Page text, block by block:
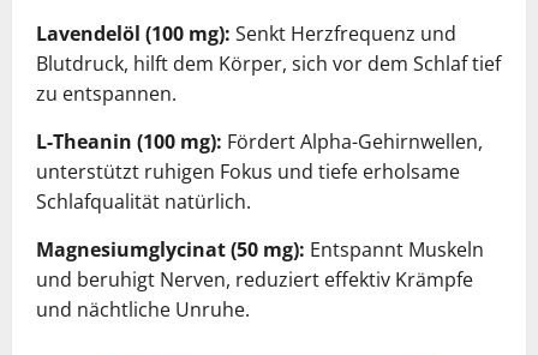
Lavendelöl (100 mg): Senkt Herzfrequenz und
Blutdruck, hilft dem Körper, sich vor dem Schlaf tief
zu entspannen.
L-Theanin (100 mg): Fördert Alpha-Gehirnwellen,
unterstützt ruhigen Fokus und tiefe erholsame
Schlafqualität natürlich.
Magnesiumglycinat (50 mg): Entspannt Muskeln
und beruhigt Nerven, reduziert effektiv Krämpfe
und nächtliche Unruhe.